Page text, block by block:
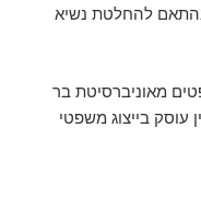
להחלטת נשיא
מאוניברסיטת בר
עוסק בייצוג משפטי